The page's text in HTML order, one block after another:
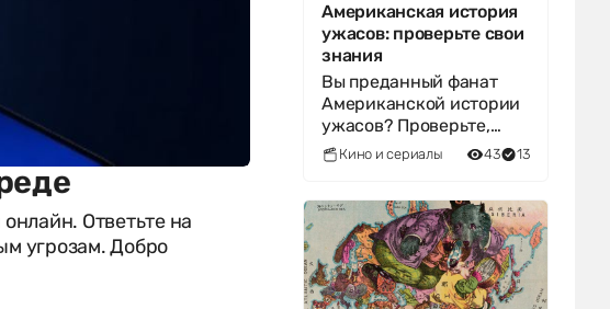
Ответьте на
угрозам. Добро
Американская история
ужасов: проверьте свои
знания
Вы преданный фанат
Американской истории
ужасов? Проверьте,
насколько глубоко вы
Кино и сериалы 43 13